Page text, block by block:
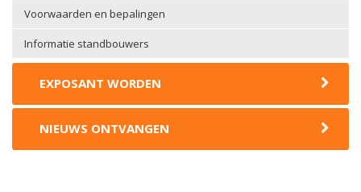
Voorwaarden en bepalingen
Informatie standbouwers
EXPOSANT WORDEN
NIEUWS ONTVANGEN